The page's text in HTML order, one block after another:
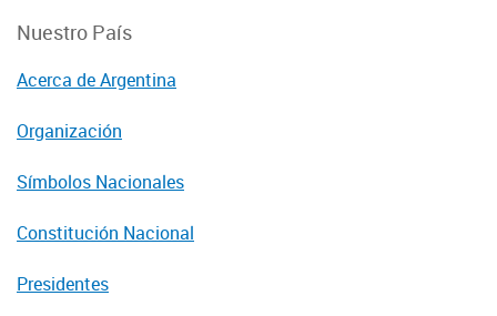
Nuestro País
Acerca de Argentina
Organización
Símbolos Nacionales
Constitución Nacional
Presidentes